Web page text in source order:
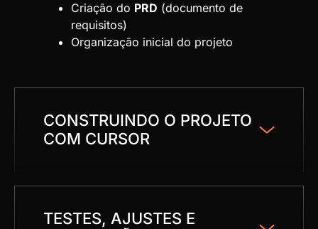
Criação do PRD (documento de
requisitos)
Organização inicial do projeto
CONSTRUINDO O PROJETO
COM CURSOR
TESTES, AJUSTES E